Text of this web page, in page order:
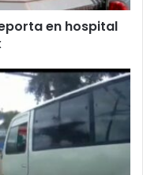
en hospital